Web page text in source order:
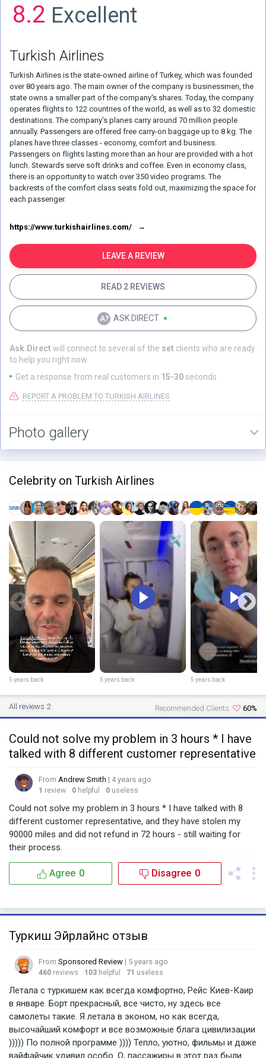
8.2 Excellent
Turkish Airlines
Turkish Airlines is the state-owned airline of Turkey, which was founded
over 80 years ago. The main owner of the company is businessmen, the
state owns a smaller part of the company's shares. Today, the company
operates flights to 122 countries of the world, as well as to 32 domestic
destinations. The company's planes carry around 70 million people
annually. Passengers are offered free carry-on baggage up to 8 kg. The
planes have three classes - economy, comfort and business.
Passengers on flights lasting more than an hour are provided with a hot
lunch. Stewards serve soft drinks and coffee. Even in economy class,
there is an opportunity to watch over 350 video programs. The
backrests of the comfort class seats fold out, maximizing the space for
each passenger.
https://www.turkishairlines.com/
LEAVE A REVIEW
READ 2 REVIEWS
ASK.DIRECT
Ask.Direct will connect to several of the set clients who are ready
to help you right now.
Get a response from real customers in 15-30seconds
REPORT A PROBLEM TO TURKISH AIRLINES
Photo gallery
Celebrity on Turkish Airlines
5 years back 5 years back 5 years back
All reviews 2 60%
Recommended Clients
Could not solve my problem in 3 hours * I have
talked with 8 different customer representative
From Andrew Smith | 4 years ago
1 review 0 helpful 0 useless
Could not solve my problem in 3 hours * I have talked with 8
different customer representative, and they have stolen my
90000 miles and did not refund in 72 hours - still waiting for
their process.
Agree 0 Disagree 0
Туркиш Эйрлайнс отзыв
From Sponsored Review | 5 years ago
460 reviews 103 helpful 71 useless
Летала с туркишем как всегда комфортно, Рейс Киев-Каир
в январе. Борт прекрасный, все чисто, ну здесь все
самолеты такие. Я летала в эконом, но как всегда,
высочайший комфорт и все возможные блага цивилизации
))))) По полной программе )))) Тепло, уютно, фильмы и даже
вайфайчик удивил особо. О, пассажиры в этот раз были